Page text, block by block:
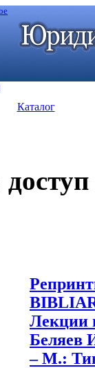
Каталог
Лекции
Беляев
– М.: